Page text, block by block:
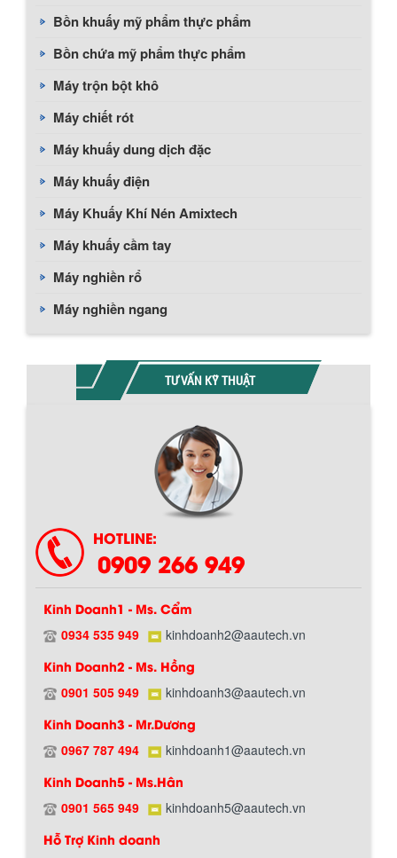
Bồn khuấy mỹ phẩm thực phẩm
Bồn chứa mỹ phẩm thực phẩm
Máy trộn bột khô
Máy chiết rót
Máy khuấy dung dịch đặc
Máy khuấy điện
Máy Khuấy Khí Nén Amixtech
Máy khuấy cầm tay
Máy nghiền rổ
Máy nghiền ngang
TƯ VẤN KỸ THUẬT
HOTLINE:
0909 266 949
Kinh Doanh1 - Ms. Cẩm
0934 535 949 kinhdoanh2@aautech.vn
Kinh Doanh2 - Ms. Hồng
0901 505 949 kinhdoanh3@aautech.vn
Kinh Doanh3 - Mr.Dương
0967 787 494 kinhdoanh1@aautech.vn
Kinh Doanh5 - Ms.Hân
0901 565 949 kinhdoanh5@aautech.vn
Hỗ Trợ Kinh doanh